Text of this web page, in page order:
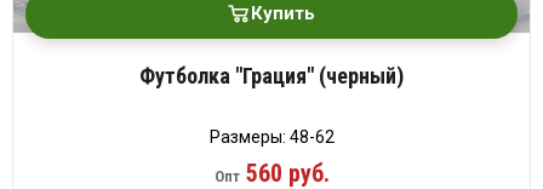
Купить
Футболка "Грация" (черный)
Размеры: 48-62
Опт560 руб.